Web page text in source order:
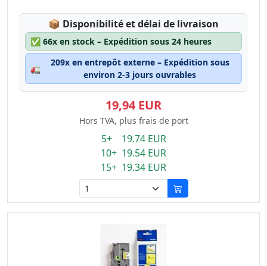
📦 Lagerstatus:
Disponibilité et délai de livraison
✅ 66x en stock – Expédition sous 24 heures
🚛
209x en entrepôt externe – Expédition sous
environ 2-3 jours ouvrables
19,94 EUR
Hors TVA, plus frais de port
5+ 19.74 EUR
10+ 19.54 EUR
15+ 19.34 EUR